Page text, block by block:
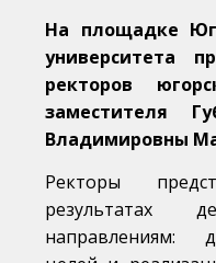
На площадке
университета
ректоров
заместителя
Владимировны
Ректоры
результатах
направлениям: